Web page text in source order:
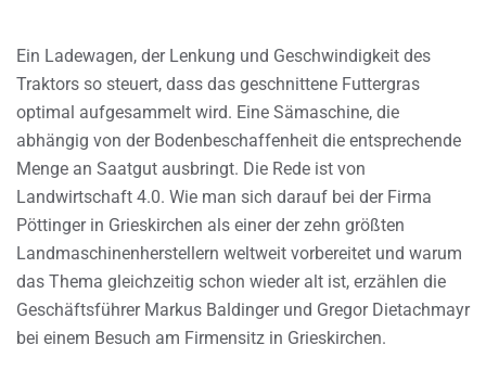
Ein Ladewagen, der Lenkung und Geschwindigkeit des
Traktors so steuert, dass das geschnittene Futtergras
optimal aufgesammelt wird. Eine Sämaschine, die
abhängig von der Bodenbeschaffenheit die entsprechende
Menge an Saatgut ausbringt. Die Rede ist von
Landwirtschaft 4.0. Wie man sich darauf bei der Firma
Pöttinger in Grieskirchen als einer der zehn größten
Landmaschinenherstellern weltweit vorbereitet und warum
das Thema gleichzeitig schon wieder alt ist, erzählen die
Geschäftsführer Markus Baldinger und Gregor Dietachmayr
bei einem Besuch am Firmensitz in Grieskirchen.